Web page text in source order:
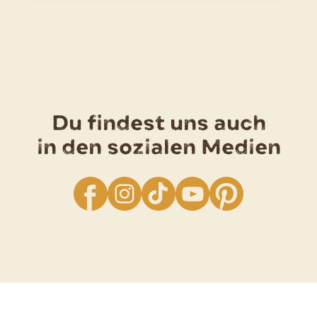
Du findest uns auch
in den sozialen Medien
facebookInstagram
TikTok YouTube